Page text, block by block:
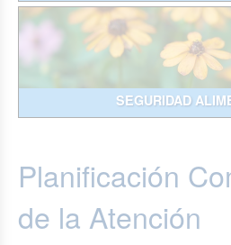
SEGURIDAD
Planificación
de la Atención